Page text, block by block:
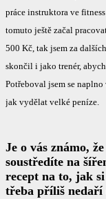
práce instruktora ve
tomuto ještě začal
500 Kč, tak jsem za
skončil i jako trenér,
Potřeboval jsem se
jak vydělat velké peníze.
Je o vás známo,
soustředíte na
recept na to, jak
třeba příliš nedaří